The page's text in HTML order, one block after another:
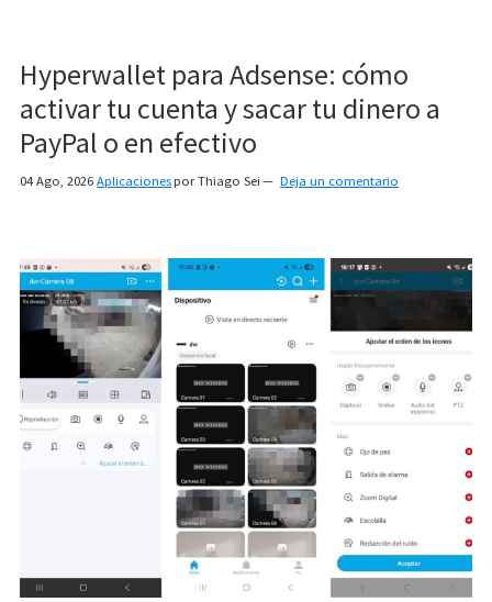
Hyperwallet para Adsense: cómo
activar tu cuenta y sacar tu dinero a
PayPal o en efectivo
04 Ago, 2026 AplicacionesporThiago Sei Deja un comentario